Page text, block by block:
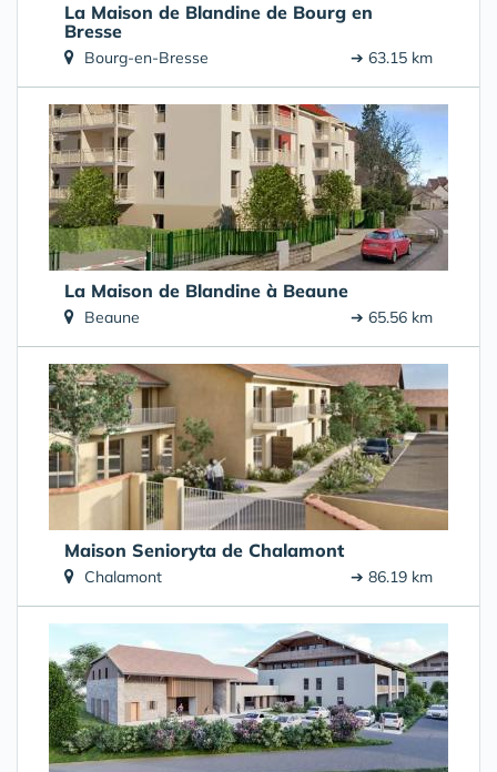
La Maison de Blandine de Bourg en
Bresse
Bourg-en-Bresse ➔ 63.15 km
La Maison de Blandine à Beaune
Beaune ➔ 65.56 km
Maison Senioryta de Chalamont
Chalamont ➔ 86.19 km